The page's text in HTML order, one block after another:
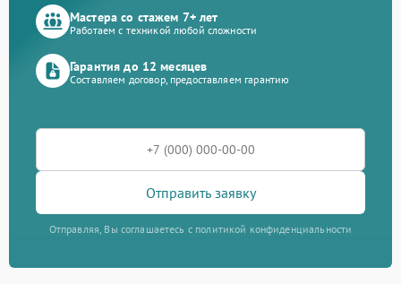
Мастера со стажем 7+ лет
Работаем с техникой любой сложности
Гарантия до 12 месяцев
Составляем договор, предоставляем гарантию
Отправить заявку
Отправляя, Вы соглашаетесь с политикой конфиденциальности